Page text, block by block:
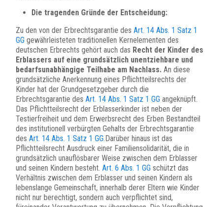
Die tragenden Gründe der Entscheidung:
Zu den von der Erbrechtsgarantie des Art. 14 Abs. 1 Satz 1
GG gewährleisteten traditionellen Kernelementen des
deutschen Erbrechts gehört auch das Recht der Kinder des
Erblassers auf eine grundsätzlich unentziehbare und
bedarfsunabhängige Teilhabe am Nachlass. An diese
grundsätzliche Anerkennung eines Pflichtteilsrechts der
Kinder hat der Grundgesetzgeber durch die
Erbrechtsgarantie des Art. 14 Abs. 1 Satz 1 GG angeknüpft.
Das Pflichtteilsrecht der Erblasserkinder ist neben der
Testierfreiheit und dem Erwerbsrecht des Erben Bestandteil
des institutionell verbürgten Gehalts der Erbrechtsgarantie
des Art. 14 Abs. 1 Satz 1 GG.Darüber hinaus ist das
Pflichtteilsrecht Ausdruck einer Familiensolidarität, die in
grundsätzlich unauflösbarer Weise zwischen dem Erblasser
und seinen Kindern besteht. Art. 6 Abs. 1 GG schützt das
Verhältnis zwischen dem Erblasser und seinen Kindern als
lebenslange Gemeinschaft, innerhalb derer Eltern wie Kinder
nicht nur berechtigt, sondern auch verpflichtet sind,